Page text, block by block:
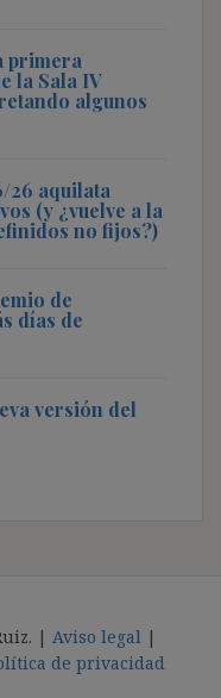
primera
la Sala IV
algunos
26 aquilata
(y ¿vuelve a la
no fijos?)
de
días de
versión del
| Aviso legal |
de privacidad